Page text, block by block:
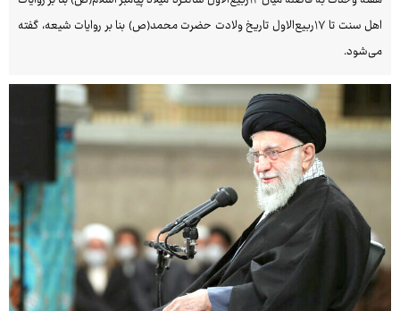
اهل سنت تا ۱۷ربیع‌الاول تاریخ ولادت حضرت محمد(ص) بنا بر روایات شیعه، گفته
می‌شود.